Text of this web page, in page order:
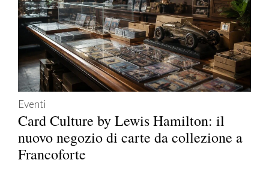
Eventi
Card Culture by Lewis Hamilton: il
nuovo negozio di carte da collezione a
Francoforte